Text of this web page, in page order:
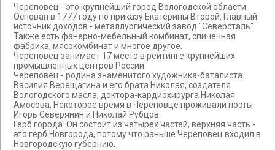
Череповец - это крупнейший город Вологодской области.
Основан в 1777 году по приказу Екатерины Второй. Главный
источник доходов - металлургический завод "Северсталь".
Также есть фанерно-мебельный комбинат, спичечная
фабрика, мясокомбинат и многое другое.
Череповец занимает 17 место в рейтинге крупнейших
промышленных центров России.
Череповец - родина знаменитого художника-баталиста
Василия Верещагина и его брата Николая, создателя
Вологодского масла, доктора-кардиохирурга Николая
Амосова. Некоторое время в Череповце проживали поэты
Игорь Северянин и Николай Рубцов.
Герб города. Он состоит из четырёх частей, верхняя часть -
это герб Новгорода, потому что раньше Череповец входил в
Новгородскую губернию.